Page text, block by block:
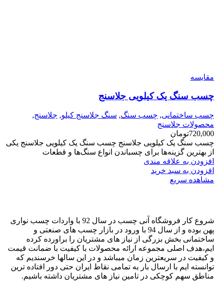
مقایسه
چسب سنگ یک کیلویی جلاسنج
چسب ساختمانی, چسب سنگ, سنگ جلاسنج کیلو, جلاسنج,
محصولات جلاسنج
720,000تومان
چسب سنگ یک کیلویی جلاسنج چسب سنگ یک کیلویی جلاسنج یکی
از بهترین گزینه‌ها برای چسباندن انواع سنگ‌ها و قطعات
افزودن به علاقه مندی
افزودن به سبد خرید
مشاهده سریع
شروع کار فروشگاه آنی چسب در سال 92 با واردات چسب نواری
پهن بوده و از سال 94 با ورود در بازار چسب های صنعتی و
ساختمانی بخش بزرگی از نیاز های مشتریان را براورده کرده
ایم،هدف اصلی مجموعه ارائه محصولات با کیفیت با ضمانت قیمت
و کیفیت در سریعترین زمان میباشد و در این سالها خرسندیم که
توانسته ایم با ارسال بار به تمامی نقاط ایران حتی دور افتاده ترین
مناطق سهم کوچکی در تامین نیاز های مشتریان داشته باشیم.